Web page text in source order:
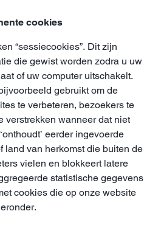
cookies
“sessiecookies”. Dit zijn
die gewist worden zodra u uw
of uw computer uitschakelt.
gebruikt om de
te verbeteren, bezoekers te
verstrekken wanneer dat niet
eerder ingevoerde
land van herkomst die buiten de
vielen en blokkeert latere
statistische gegevens
cookies die op onze website